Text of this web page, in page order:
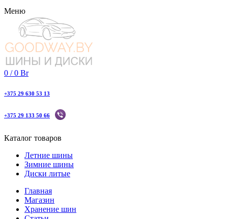
Меню
0 / 0 Br
+375 29 630 53 13
+375 29 133 50 66
Каталог товаров
Летние шины
Зимние шины
Диски литые
Главная
Магазин
Хранение шин